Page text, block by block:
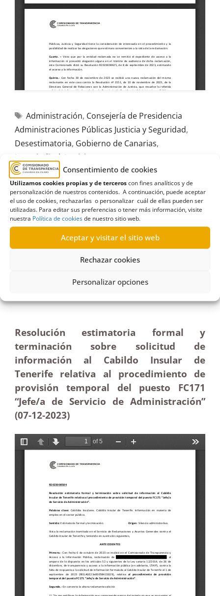
Consentimiento de cookies
Utilizamos cookies propias y de terceroscon fines analíticos y de
personalización de nuestros contenidos. A continuación, puede aceptar
el uso de cookies, rechazarlas o personalizar cuál de ellas pueden ser
utilizadas. Para editar sus preferencias o tener más información, visite
nuestra Política de cookiesde nuestro sitio web.
Aceptar y visitar el sitio web
Rechazar cookies
Personalizar opciones
Administración, Consejería de Presidencia
Administraciones Públicas Justicia y Seguridad,
Desestimatoria, Gobierno de Canarias,
Intersindical Justicia
Teletrabajo
R584/2023
procedimiento de provisión temporal del puesto
Resolución estimatoria formal y
terminación sobre solicitud de
información al Cabildo Insular de
Tenerife relativa al procedimiento de
provisión temporal del puesto FC171
“Jefe/a de Servicio de Administración”
(07-12-2023)